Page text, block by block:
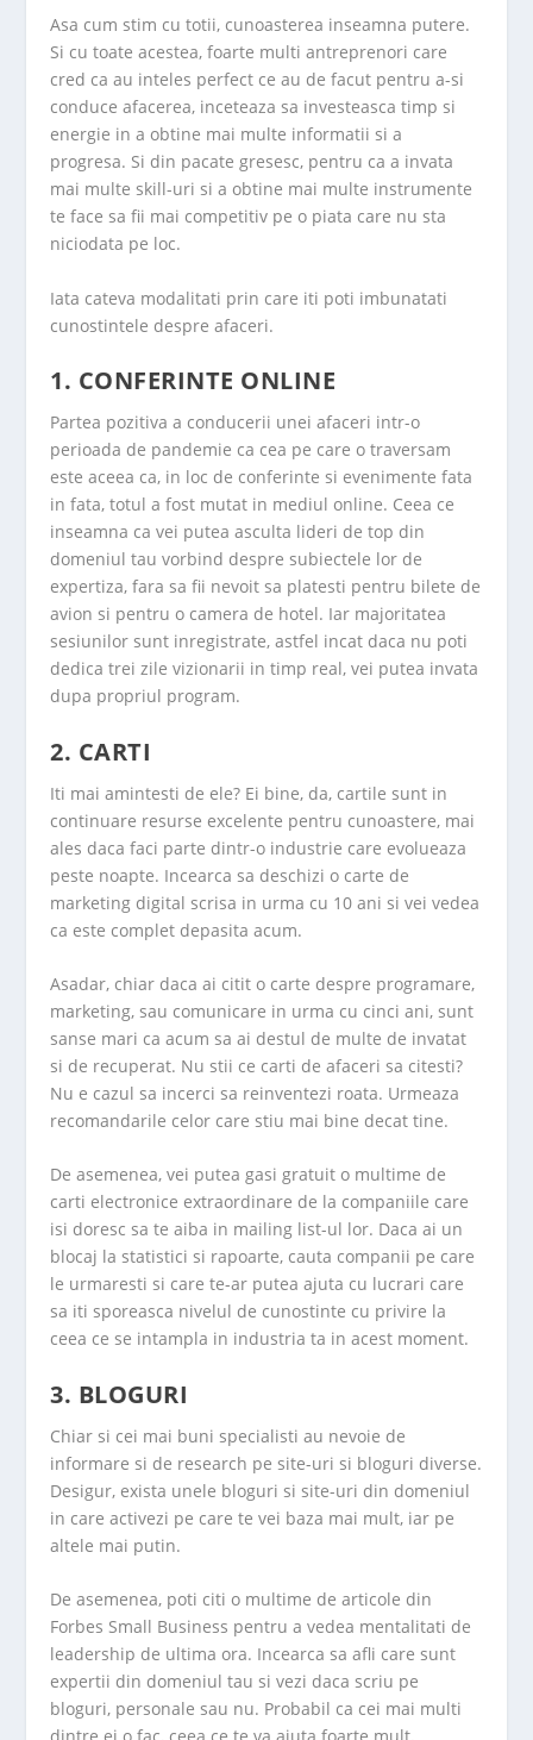
Asa cum stim cu totii, cunoasterea inseamna putere.
Si cu toate acestea, foarte multi antreprenori care
cred ca au inteles perfect ce au de facut pentru a-si
conduce afacerea, inceteaza sa investeasca timp si
energie in a obtine mai multe informatii si a
progresa. Si din pacate gresesc, pentru ca a invata
mai multe skill-uri si a obtine mai multe instrumente
te face sa fii mai competitiv pe o piata care nu sta
niciodata pe loc.
Iata cateva modalitati prin care iti poti imbunatati
cunostintele despre afaceri.
1. CONFERINTE ONLINE
Partea pozitiva a conducerii unei afaceri intr-o
perioada de pandemie ca cea pe care o traversam
este aceea ca, in loc de conferinte si evenimente fata
in fata, totul a fost mutat in mediul online. Ceea ce
inseamna ca vei putea asculta lideri de top din
domeniul tau vorbind despre subiectele lor de
expertiza, fara sa fii nevoit sa platesti pentru bilete de
avion si pentru o camera de hotel. Iar majoritatea
sesiunilor sunt inregistrate, astfel incat daca nu poti
dedica trei zile vizionarii in timp real, vei putea invata
dupa propriul program.
2. CARTI
Iti mai amintesti de ele? Ei bine, da, cartile sunt in
continuare resurse excelente pentru cunoastere, mai
ales daca faci parte dintr-o industrie care evolueaza
peste noapte. Incearca sa deschizi o carte de
marketing digital scrisa in urma cu 10 ani si vei vedea
ca este complet depasita acum.
Asadar, chiar daca ai citit o carte despre programare,
marketing, sau comunicare in urma cu cinci ani, sunt
sanse mari ca acum sa ai destul de multe de invatat
si de recuperat. Nu stii ce carti de afaceri sa citesti?
Nu e cazul sa incerci sa reinventezi roata. Urmeaza
recomandarile celor care stiu mai bine decat tine.
De asemenea, vei putea gasi gratuit o multime de
carti electronice extraordinare de la companiile care
isi doresc sa te aiba in mailing list-ul lor. Daca ai un
blocaj la statistici si rapoarte, cauta companii pe care
le urmaresti si care te-ar putea ajuta cu lucrari care
sa iti sporeasca nivelul de cunostinte cu privire la
ceea ce se intampla in industria ta in acest moment.
3. BLOGURI
Chiar si cei mai buni specialisti au nevoie de
informare si de research pe site-uri si bloguri diverse.
Desigur, exista unele bloguri si site-uri din domeniul
in care activezi pe care te vei baza mai mult, iar pe
altele mai putin.
De asemenea, poti citi o multime de articole din
Forbes Small Business pentru a vedea mentalitati de
leadership de ultima ora. Incearca sa afli care sunt
expertii din domeniul tau si vezi daca scriu pe
bloguri, personale sau nu. Probabil ca cei mai multi